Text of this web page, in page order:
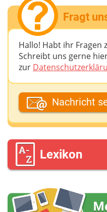
Fragt
Hallo! Habt ihr Fragen
Schreibt uns gerne
zur
Dein Fantasiename
Deine E-Mail-Adresse
möchtest)
Deine Nachricht
Nachricht
Lexikon